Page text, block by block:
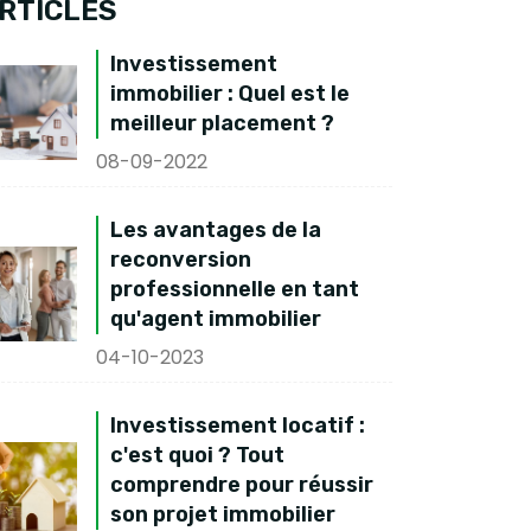
Investissement
immobilier : Quel est le
meilleur placement ?
08-09-2022
Les avantages de la
reconversion
professionnelle en tant
qu'agent immobilier
04-10-2023
Investissement locatif :
c'est quoi ? Tout
comprendre pour réussir
son projet immobilier